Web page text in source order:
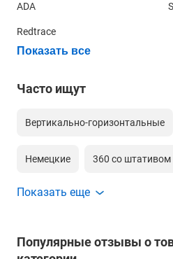
например,
удастся. В таком случае,
лазерный луч. Также можно
ADA
Redtrace
Показать все
Часто ищут
Вертикально-горизонтальные
Немецкие 360 со штативом
360 градусов 4д зеленый луч
Показать еще
Популярные отзывы о